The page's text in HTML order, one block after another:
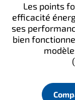
Les points
efficacité
ses
bien